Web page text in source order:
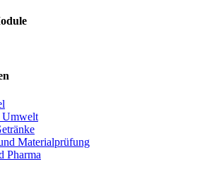
Umwelt
Materialprüfung
Pharma